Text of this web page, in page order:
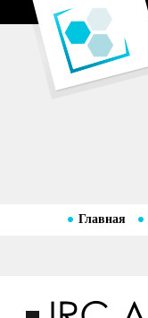
Главная